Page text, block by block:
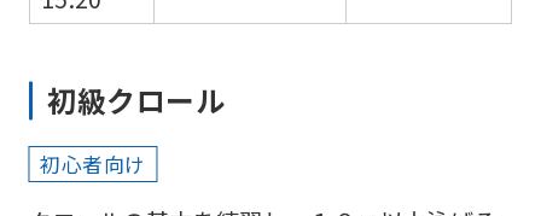
初級クロール
初心者向け